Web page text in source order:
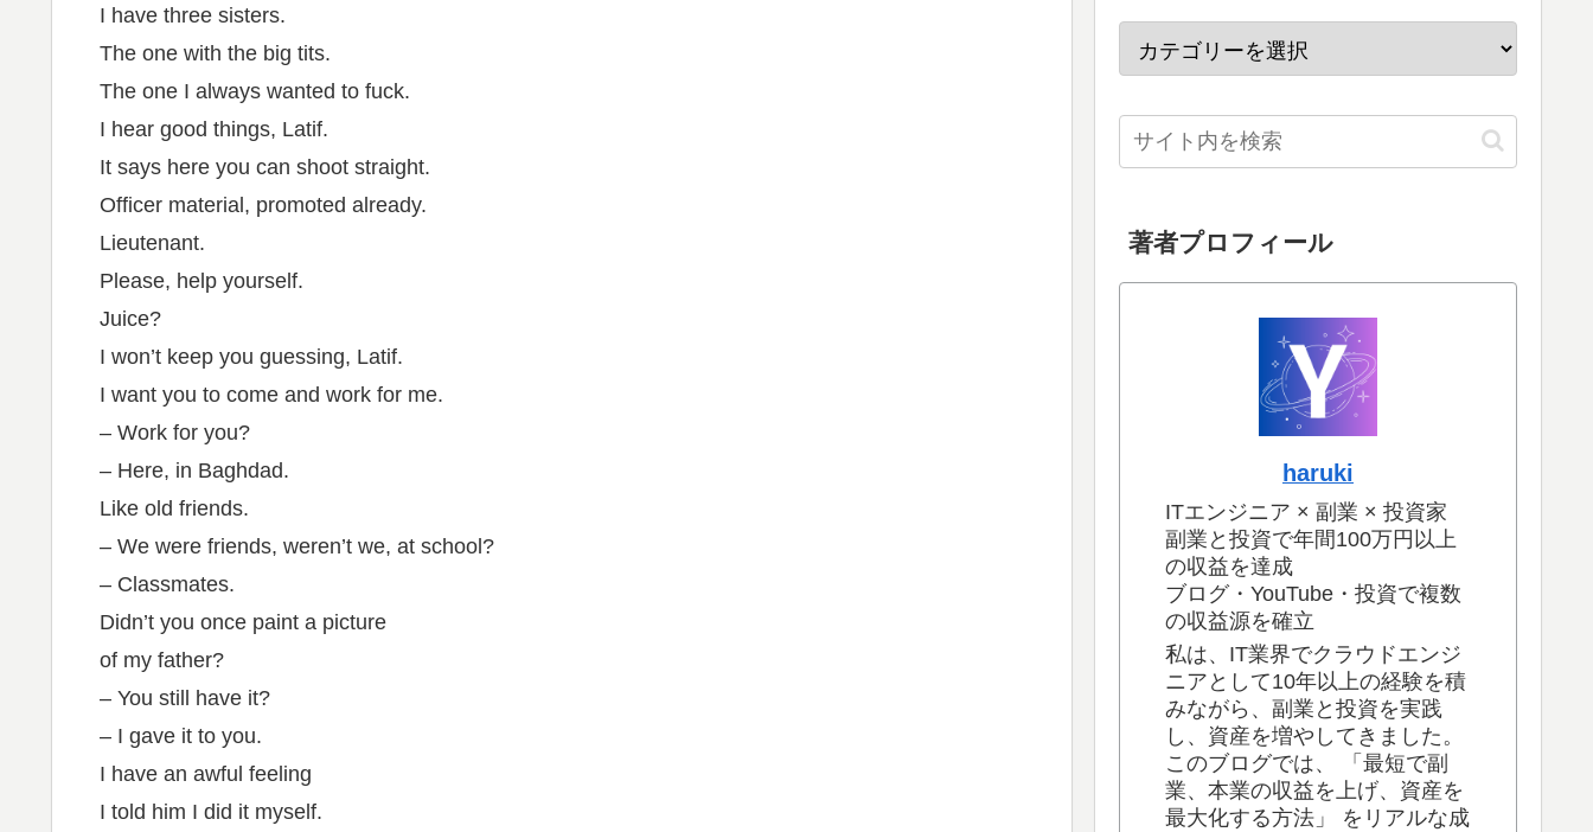
I have three sisters.
The one with the big tits.
The one I always wanted to fuck.
I hear good things, Latif.
It says here you can shoot straight.
Officer material, promoted already.
Lieutenant.
Please, help yourself.
Juice?
I won’t keep you guessing, Latif.
I want you to come and work for me.
– Work for you?
– Here, in Baghdad.
Like old friends.
– We were friends, weren’t we, at school?
– Classmates.
Didn’t you once paint a picture
of my father?
– You still have it?
– I gave it to you.
I have an awful feeling
I told him I did it myself.
著者プロフィール
haruki
ITエンジニア × 副業 × 投資家
副業と投資で年間100万円以上
の収益を達成
ブログ・YouTube・投資で複数
の収益源を確立
私は、IT業界でクラウドエンジ
ニアとして10年以上の経験を積
みながら、副業と投資を実践
し、資産を増やしてきました。
このブログでは、 「最短で副
業、本業の収益を上げ、資産を
最大化する方法」 をリアルな成